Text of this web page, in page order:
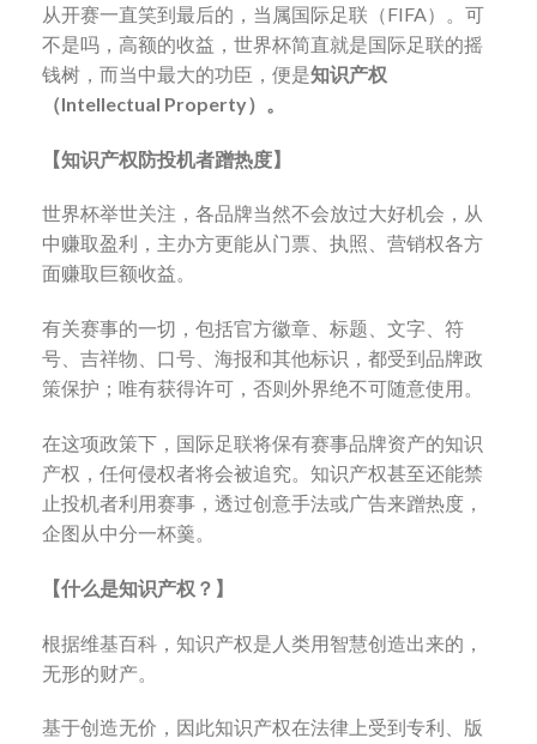
从开赛一直笑到最后的，当属国际足联（FIFA）。可
不是吗，高额的收益，世界杯简直就是国际足联的摇
钱树，而当中最大的功臣，便是知识产权
（Intellectual Property）。
【知识产权防投机者蹭热度】
世界杯举世关注，各品牌当然不会放过大好机会，从
中赚取盈利，主办方更能从门票、执照、营销权各方
面赚取巨额收益。
有关赛事的一切，包括官方徽章、标题、文字、符
号、吉祥物、口号、海报和其他标识，都受到品牌政
策保护；唯有获得许可，否则外界绝不可随意使用。
在这项政策下，国际足联将保有赛事品牌资产的知识
产权，任何侵权者将会被追究。知识产权甚至还能禁
止投机者利用赛事，透过创意手法或广告来蹭热度，
企图从中分一杯羹。
【什么是知识产权？】
根据维基百科，知识产权是人类用智慧创造出来的，
无形的财产。
基于创造无价，因此知识产权在法律上受到专利、版